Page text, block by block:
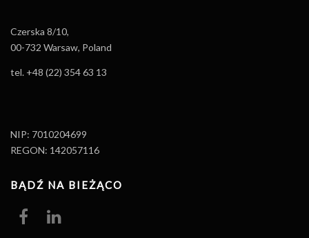
Czerska 8/10,
00-732 Warsaw, Poland
tel. +48 (22) 354 63 13
NIP: 7010204699
REGON: 142057116
BĄDŹ NA BIEŻĄCO